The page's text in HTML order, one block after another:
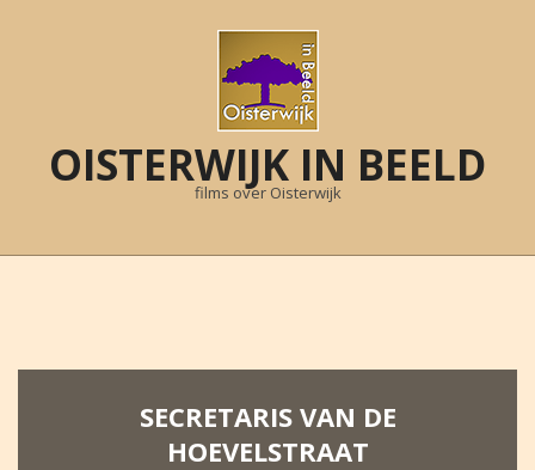
OISTERWIJK IN BEELD
films over Oisterwijk
Primary
SECRETARIS VAN DE
HOEVELSTRAAT